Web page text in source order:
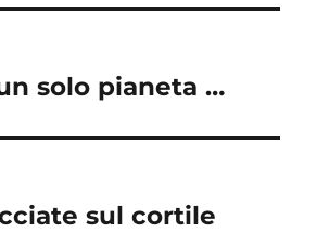
solo pianeta …
sul cortile